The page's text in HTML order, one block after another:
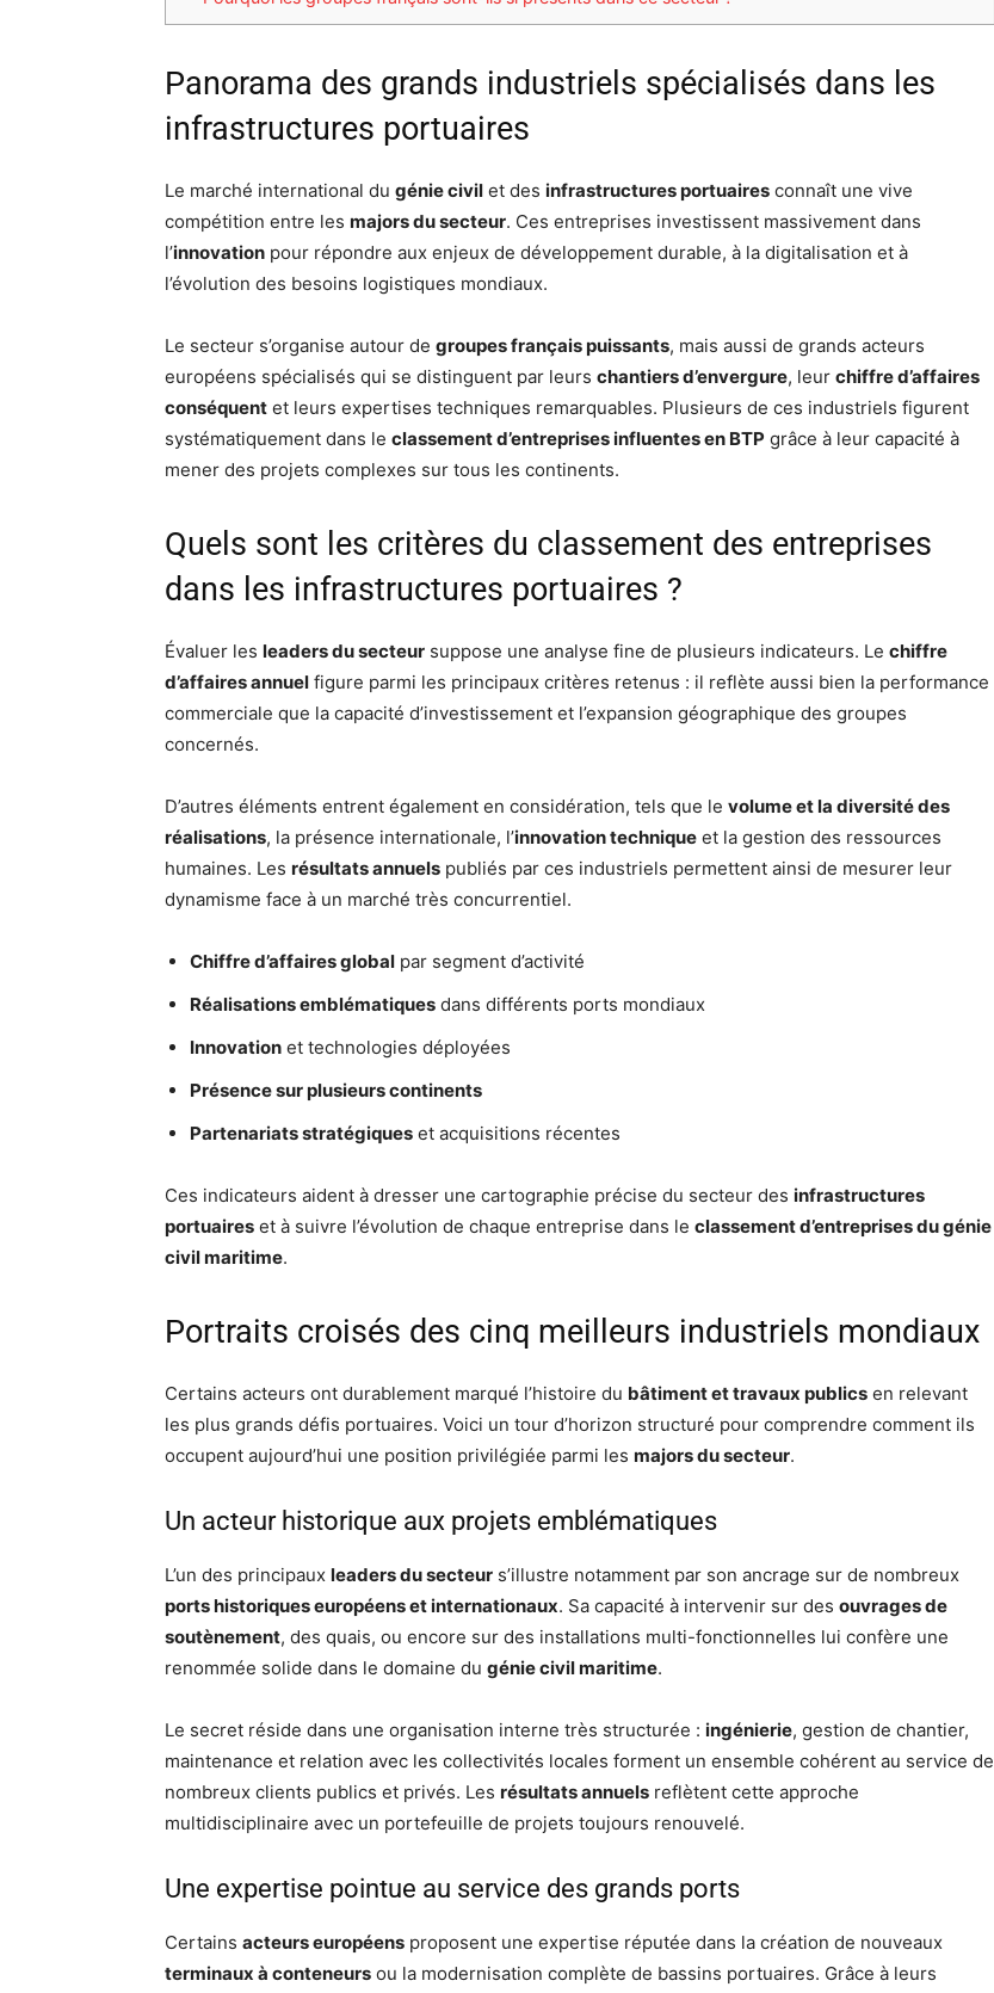
Panorama des grands industriels spécialisés dans les
infrastructures portuaires
Le marché international du génie civil et des infrastructures portuaires connaît une vive
compétition entre les majors du secteur. Ces entreprises investissent massivement dans
l’innovation pour répondre aux enjeux de développement durable, à la digitalisation et à
l’évolution des besoins logistiques mondiaux.
Le secteur s’organise autour de groupes français puissants, mais aussi de grands acteurs
européens spécialisés qui se distinguent par leurs chantiers d’envergure, leur chiffre d’affaires
conséquent et leurs expertises techniques remarquables. Plusieurs de ces industriels figurent
systématiquement dans le classement d’entreprises influentes en BTP grâce à leur capacité à
mener des projets complexes sur tous les continents.
Quels sont les critères du classement des entreprises
dans les infrastructures portuaires ?
Évaluer les leaders du secteur suppose une analyse fine de plusieurs indicateurs. Le chiffre
d’affaires annuel figure parmi les principaux critères retenus : il reflète aussi bien la performance
commerciale que la capacité d’investissement et l’expansion géographique des groupes
concernés.
D’autres éléments entrent également en considération, tels que le volume et la diversité des
réalisations, la présence internationale, l’innovation technique et la gestion des ressources
humaines. Les résultats annuels publiés par ces industriels permettent ainsi de mesurer leur
dynamisme face à un marché très concurrentiel.
Chiffre d’affaires global par segment d’activité
Réalisations emblématiques dans différents ports mondiaux
Innovation et technologies déployées
Présence sur plusieurs continents
Partenariats stratégiques et acquisitions récentes
Ces indicateurs aident à dresser une cartographie précise du secteur des infrastructures
portuaires et à suivre l’évolution de chaque entreprise dans le classement d’entreprises du génie
civil maritime.
Portraits croisés des cinq meilleurs industriels mondiaux
Certains acteurs ont durablement marqué l’histoire du bâtiment et travaux publics en relevant
les plus grands défis portuaires. Voici un tour d’horizon structuré pour comprendre comment ils
occupent aujourd’hui une position privilégiée parmi les majors du secteur.
Un acteur historique aux projets emblématiques
L’un des principaux leaders du secteur s’illustre notamment par son ancrage sur de nombreux
ports historiques européens et internationaux. Sa capacité à intervenir sur des ouvrages de
soutènement, des quais, ou encore sur des installations multi-fonctionnelles lui confère une
renommée solide dans le domaine du génie civil maritime.
Le secret réside dans une organisation interne très structurée : ingénierie, gestion de chantier,
maintenance et relation avec les collectivités locales forment un ensemble cohérent au service de
nombreux clients publics et privés. Les résultats annuels reflètent cette approche
multidisciplinaire avec un portefeuille de projets toujours renouvelé.
Une expertise pointue au service des grands ports
Certains acteurs européens proposent une expertise réputée dans la création de nouveaux
terminaux à conteneurs ou la modernisation complète de bassins portuaires. Grâce à leurs